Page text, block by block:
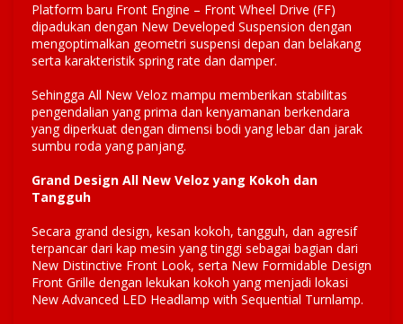
Platform baru Front Engine – Front Wheel Drive (FF)
dipadukan dengan New Developed Suspension dengan
mengoptimalkan geometri suspensi depan dan belakang
serta karakteristik spring rate dan damper.
Sehingga All New Veloz mampu memberikan stabilitas
pengendalian yang prima dan kenyamanan berkendara
yang diperkuat dengan dimensi bodi yang lebar dan jarak
sumbu roda yang panjang.
Grand Design All New Veloz yang Kokoh dan
Tangguh
Secara grand design, kesan kokoh, tangguh, dan agresif
terpancar dari kap mesin yang tinggi sebagai bagian dari
New Distinctive Front Look, serta New Formidable Design
Front Grille dengan lekukan kokoh yang menjadi lokasi
New Advanced LED Headlamp with Sequential Turnlamp.